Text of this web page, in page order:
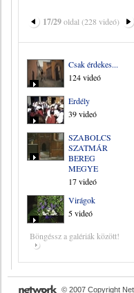
17/29oldal (228 videó)
Csak érdekes...
124 videó
Erdély
39 videó
SZABOLCS
SZATMÁR
BEREG
MEGYE
17 videó
Virágok
5 videó
Böngéssz a galériák között!
© 2007 Copyright